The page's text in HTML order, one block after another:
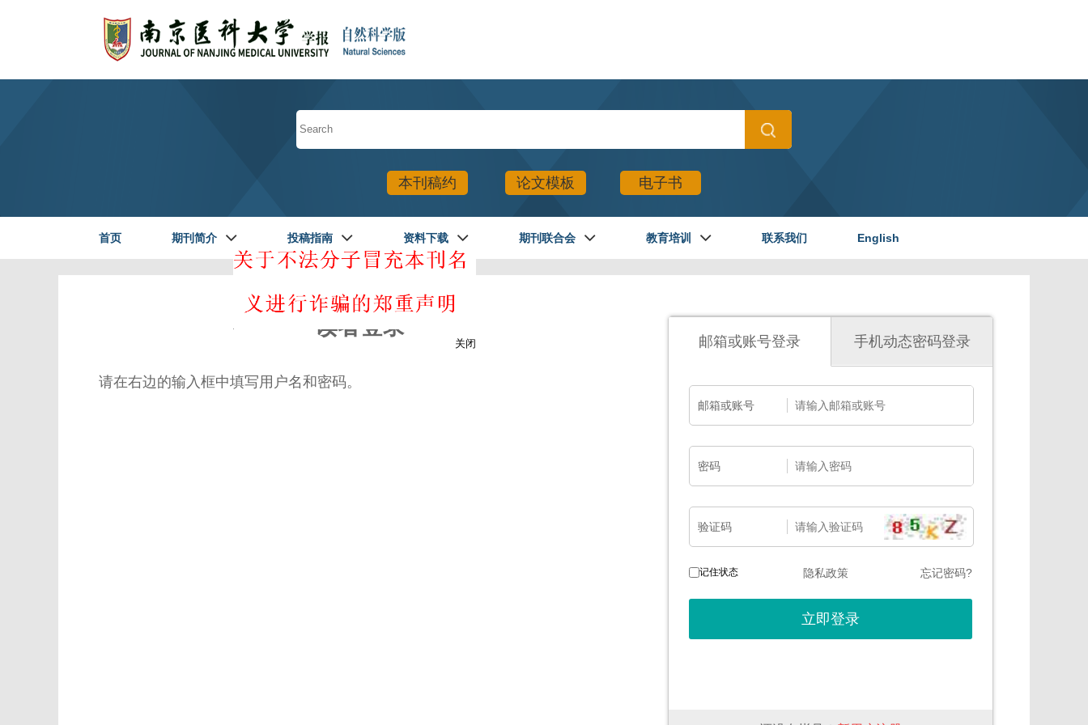
本刊稿约 论文模板 电子书
首页 期刊简介 投稿指南 资料下载 期刊联合会 教育培训 联系我们 English
读者登录
请在右边的输入框中填写用户名和密码。
邮箱或账号登录 手机动态密码登录
邮箱或账号
密码
验证码
记住状态 隐私政策 忘记密码?